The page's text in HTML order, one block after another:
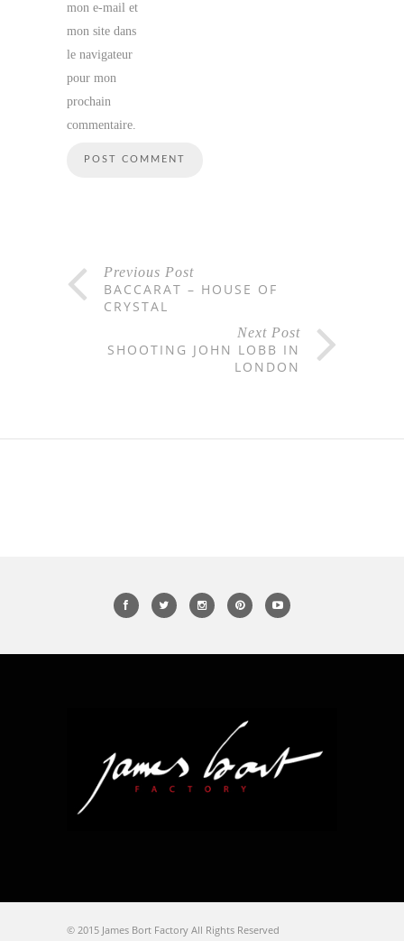
mon e-mail et
mon site dans
le navigateur
pour mon
prochain
commentaire.
Previous Post
BACCARAT – HOUSE OF
CRYSTAL
Next Post
SHOOTING JOHN LOBB IN
LONDON
© 2015 James Bort Factory All Rights Reserved